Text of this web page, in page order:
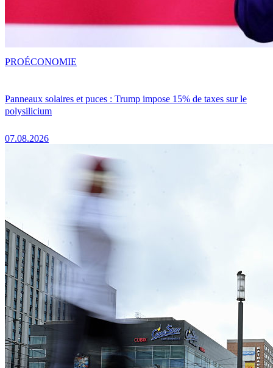
Panneaux solaires et puces : Trump impose 15% de taxes sur le
polysilicium
07.08.2026
PROÉCONOMIE